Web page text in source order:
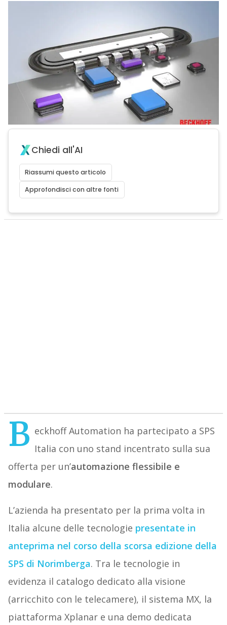
Chiedi all'AI
Riassumi questo articolo
Approfondisci con altre fonti
B eckhoff Automation ha partecipato a SPS
Italia con uno stand incentrato sulla sua
offerta per un’automazione flessibile e
modulare.
L’azienda ha presentato per la prima volta in
Italia alcune delle tecnologie presentate in
anteprima nel corso della scorsa edizione della
SPS di Norimberga. Tra le tecnologie in
evidenza il catalogo dedicato alla visione
(arricchito con le telecamere), il sistema MX, la
piattaforma Xplanar e una demo dedicata